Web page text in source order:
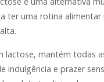
ter uma rotina alimentar
lactose, mantém todas
indulgência e prazer